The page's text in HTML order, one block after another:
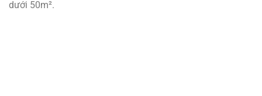
dưới 50m².